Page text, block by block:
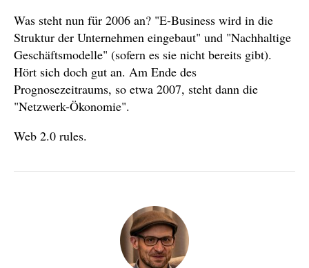
Was steht nun für 2006 an? "E-Business wird in die
Struktur der Unternehmen eingebaut" und "Nachhaltige
Geschäftsmodelle" (sofern es sie nicht bereits gibt).
Hört sich doch gut an. Am Ende des
Prognosezeitraums, so etwa 2007, steht dann die
"Netzwerk-Ökonomie".
Web 2.0 rules.